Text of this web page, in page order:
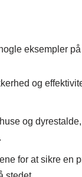
eksempler
og
og
for at sikre en